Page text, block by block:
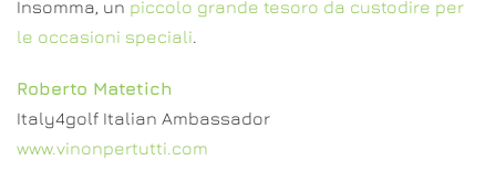
Insomma, un piccolo grande tesoro da custodire per
le occasioni speciali.
Roberto Matetich
Italy4golf Italian Ambassador
www.vinonpertutti.com